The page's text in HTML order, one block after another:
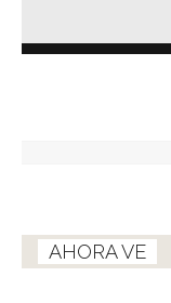
AHORA VE